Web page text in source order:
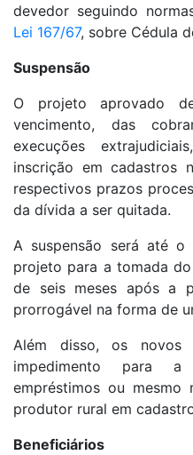
devedor seguindo
Lei 167/67, sobre Cédula
Suspensão
O projeto aprovado
vencimento, das
execuções
inscrição em cadastros
respectivos prazos
da dívida a ser quitada.
A suspensão será até
projeto para a tomada
de seis meses após a
prorrogável na forma de
Além disso, os novos
impedimento para
empréstimos ou
produtor rural em
Beneficiários